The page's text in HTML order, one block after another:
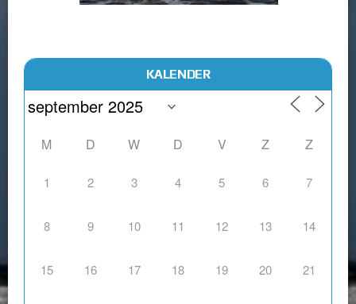
KALENDER
M D W D V Z Z
1 2 3 4 5 6 7
8 9 10 11 12 13 14
15 16 17 18 19 20 21